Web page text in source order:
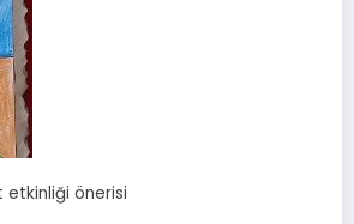
etkinliği önerisi